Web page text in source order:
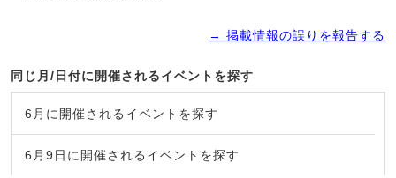
→ 掲載情報の誤りを報告する
同じ月/日付に開催されるイベントを探す
6月に開催されるイベントを探す
6月9日に開催されるイベントを探す